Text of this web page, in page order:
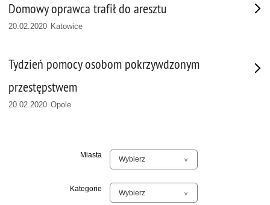
Domowy oprawca trafił do aresztu
20.02.2020 Katowice
Tydzień pomocy osobom pokrzywdzonym
przestępstwem
20.02.2020 Opole
Miasta
Kategorie